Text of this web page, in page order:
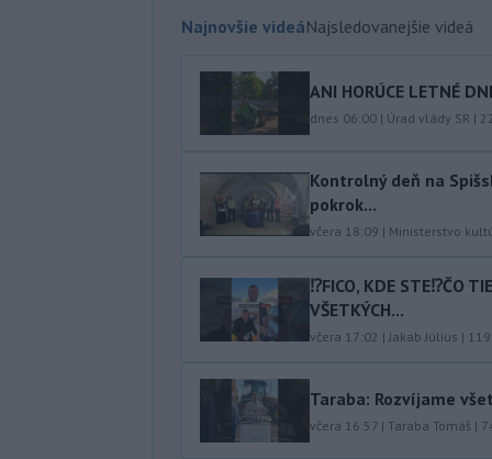
Najnovšie videáNajsledovanejšie videá
ANI HORÚCE LETNÉ
dnes 06:00 | Úrad vlády SR |
Kontrolný deň na
pokrok...
včera 18:09 | Ministerstvo
⁉️FICO, KDE STE⁉️ČO
VŠETKÝCH...
včera 17:02 | Jakab Július |
Taraba: Rozvíjame
včera 16:57 | Taraba Tomáš |